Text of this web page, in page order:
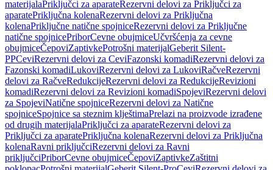
materijalaPriključci za aparateRezervni delovi za Priključci za
aparatePriključna kolenaRezervni delovi za Priključna
kolenaPriključne natične spojniceRezervni delovi za Priključne
natične spojnicePriborCevne obujmiceUčvršćenja za cevne
obujmiceČepoviZaptivkePotrošni materijalGeberit Silent-
PPCeviRezervni delovi za CeviFazonski komadiRezervni delovi za
Fazonski komadiLukoviRezervni delovi za LukoviRačveRezervni
delovi za RačveRedukcijeRezervni delovi za RedukcijeRevizioni
komadiRezervni delovi za Revizioni komadiSpojeviRezervni delovi
za SpojeviNatične spojniceRezervni delovi za Natične
spojniceSpojnice sa steznim klještimaPrelazi na proizvode izrađene
od drugih materijalaPriključci za aparateRezervni delovi za
Priključci za aparatePriključna kolenaRezervni delovi za Priključna
kolenaRavni priključciRezervni delovi za Ravni
priključciPriborCevne obujmiceČepoviZaptivkeZaštitni